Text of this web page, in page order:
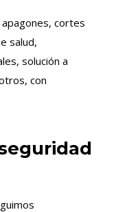
cortes
salud,
solución a
con